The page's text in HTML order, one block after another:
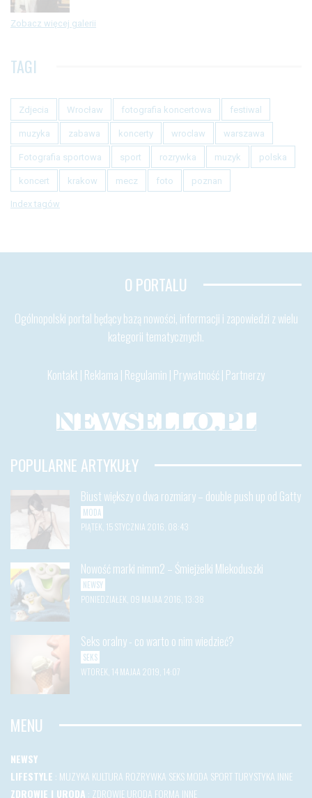
Zobacz więcej galerii
TAGI
Zdjecia Wrocław fotografia koncertowa festiwal
muzyka zabawa koncerty wroclaw warszawa
Fotografia sportowa sport rozrywka muzyk polska
koncert krakow mecz foto poznan
Index tagów
O PORTALU
Ogólnopolski portal będący bazą nowości, informacji i zapowiedzi z wielu
kategorii tematycznych.
Kontakt | Reklama | Regulamin | Prywatność| Partnerzy
POPULARNE ARTYKUŁY
Biust większy o dwa rozmiary – double push up od Gatty
MODA
PIĄTEK, 15 STYCZNIA 2016, 08:43
Nowość marki nimm2 – Śmiejżelki Mlekoduszki
NEWSY
PONIEDZIAŁEK, 09 MAJAA 2016, 13:38
Seks oralny - co warto o nim wiedzieć?
SEKS
WTOREK, 14 MAJAA 2019, 14:07
MENU
NEWSY
LIFESTYLE : MUZYKA KULTURA ROZRYWKA SEKSMODA SPORTTURYSTYKA INNE
ZDROWIE I URODA : ZDROWIEURODA FORMA INNE